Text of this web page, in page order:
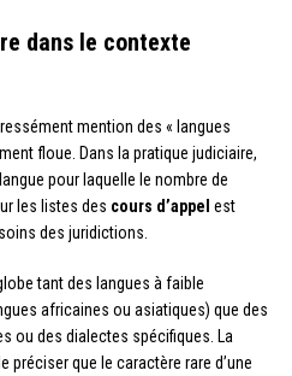
dans le contexte
mention des « langues
floue. Dans la pratique judiciaire,
pour laquelle le nombre de
les listes des cours d’appel est
des juridictions.
tant des langues à faible
africaines ou asiatiques) que des
ou des dialectes spécifiques. La
préciser que le caractère rare d’une